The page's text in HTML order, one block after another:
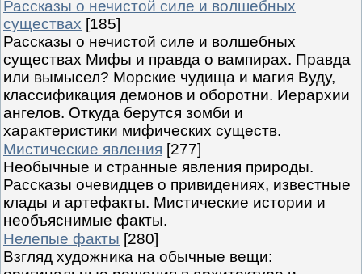
Рассказы о нечистой силе и волшебных
существах [185]
Рассказы о нечистой силе и волшебных
существах Мифы и правда о вампирах. Правда
или вымысел? Морские чудища и магия Вуду,
классификация демонов и оборотни. Иерархии
ангелов. Откуда берутся зомби и
характеристики мифических существ.
Мистические явления [277]
Необычные и странные явления природы.
Рассказы очевидцев о привидениях, известные
клады и артефакты. Мистические истории и
необъяснимые факты.
Нелепые факты [280]
Взгляд художника на обычные вещи: